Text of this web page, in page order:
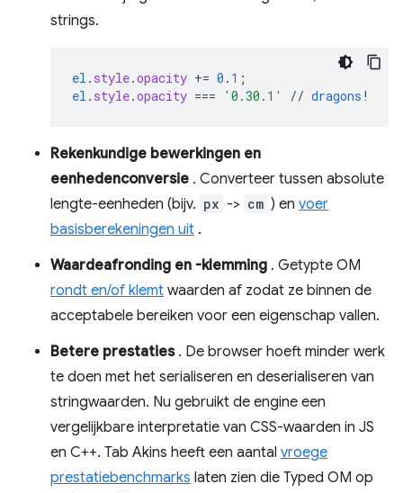
strings.
el . style.opacity += 0 . 1 ;
el . style.opacity === '0.30.1' // dragons !
Rekenkundige bewerkingen en
eenhedenconversie . Converteer tussen absolute
lengte-eenheden (bijv. px -> cm ) en voer
basisberekeningen uit .
Waardeafronding en -klemming . Getypte OM
rondt en/of klemt waarden af ​​zodat ze binnen de
acceptabele bereiken voor een eigenschap vallen.
Betere prestaties. De browser hoeft minder werk
te doen met het serialiseren en deserialiseren van
stringwaarden. Nu gebruikt de engine een
vergelijkbare interpretatie van CSS-waarden in JS
en C++. Tab Akins heeft een aantal vroege
prestatiebenchmarks laten zien die Typed OM op